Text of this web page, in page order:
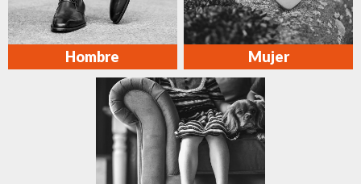
Hombre Mujer